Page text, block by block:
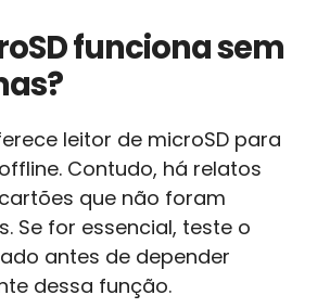
funciona sem
leitor de microSD para
Contudo, há relatos
que não foram
Se for essencial, teste o
antes de depender
dessa função.